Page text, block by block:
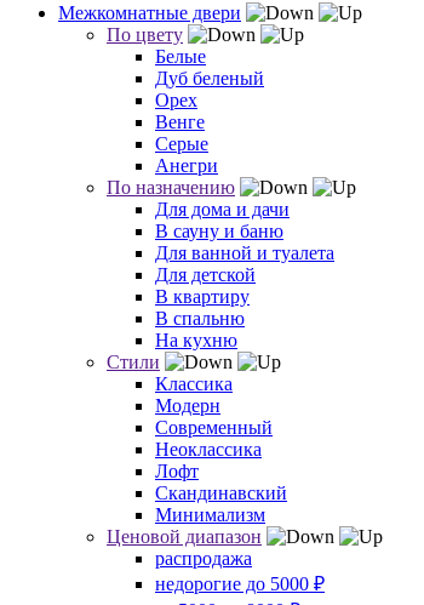
Межкомнатные двери
По цвету
Белые
Дуб беленый
Орех
Венге
Серые
Анегри
По назначению
Для дома и дачи
В сауну и баню
Для ванной и туалета
Для детской
В квартиру
В спальню
На кухню
Стили
Классика
Модерн
Современный
Неоклассика
Лофт
Скандинавский
Минимализм
Ценовой диапазон
распродажа
недорогие до 5000 ₽